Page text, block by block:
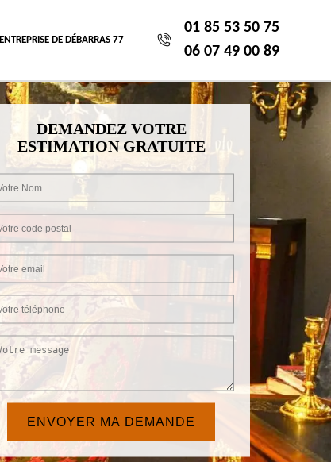
ENTREPRISE DE DÉBARRAS 77
01 85 53 50 75
06 07 49 00 89
DEMANDEZ VOTRE
ESTIMATION GRATUITE